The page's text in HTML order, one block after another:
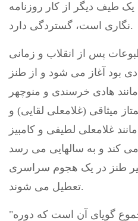
طیف دیگر از کار روزنامه
نگاری است، گستردگی دارد.
پس از انقلاب و زمانی
بود آغاز می شود و از طنز
هادی خرسندی و منوچهر
میثاقی (غلامعلی لقایی) و
غلامعلی لطیفی و کامبیز
کند و به سالهایی می رسد
طنز در یک هجوم سراسری
تعطیل می شوند.
"برداشت آخر" در مجموع گویای آن است که دوره